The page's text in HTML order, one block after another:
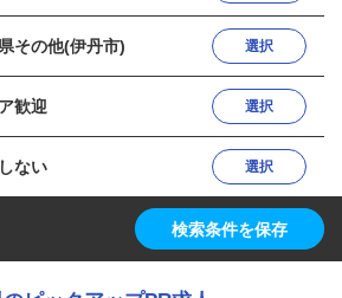
その他(伊丹市) 選択
歓迎 選択
ない 選択
検索条件を保存